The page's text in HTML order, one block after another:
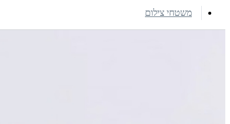
משטחי צילום